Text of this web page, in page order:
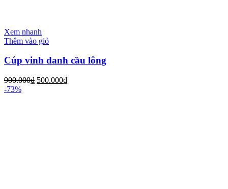
Xem nhanh
Thêm vào giỏ
Cúp vinh danh cầu lông
900.000₫ 500.000₫
-73%